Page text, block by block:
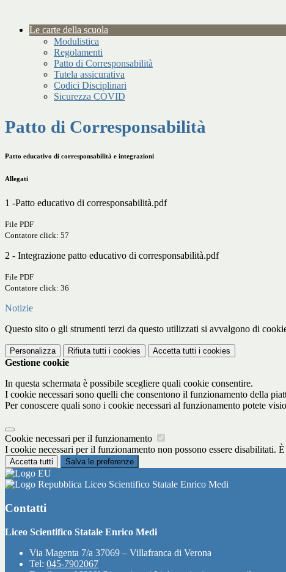
Le carte della scuola
Modulistica
Regolamenti
Patto di Corresponsabilità
Tutela assicurativa
Codici Disciplinari
Sicurezza COVID
Patto di Corresponsabilità
Patto educativo di corresponsabilità e integrazioni
Allegati
1 -Patto educativo di corresponsabilità.pdf
File PDF
Contatore click: 57
2 - Integrazione patto educativo di corresponsabilità.pdf
File PDF
Contatore click: 36
Notizie
Questo sito o gli strumenti terzi da questo utilizzati si avvalgono di
Personalizza Rifiuta tutti i cookies Accetta tutti i cookies
Gestione cookie
In questa schermata è possibile scegliere quali cookie consentire.
I cookie necessari sono quelli che consentono il funzionamento della
Per conoscere quali sono i cookie necessari al funzionamento potete
Cookie necessari per il funzionamento
I cookie necessari per il funzionamento non possono essere disabilitati.
Accetta tutti Salva le preferenze
Liceo Scientifico Statale Enrico Medi
Contatti
Liceo Scientifico Statale Enrico Medi
Via Magenta 7/a 37069 – Villafranca di Verona
Tel: 045-7902067